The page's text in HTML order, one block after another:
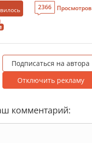
2366 Просмотров
Подписаться на автора
Отключить рекламу
комментарий: